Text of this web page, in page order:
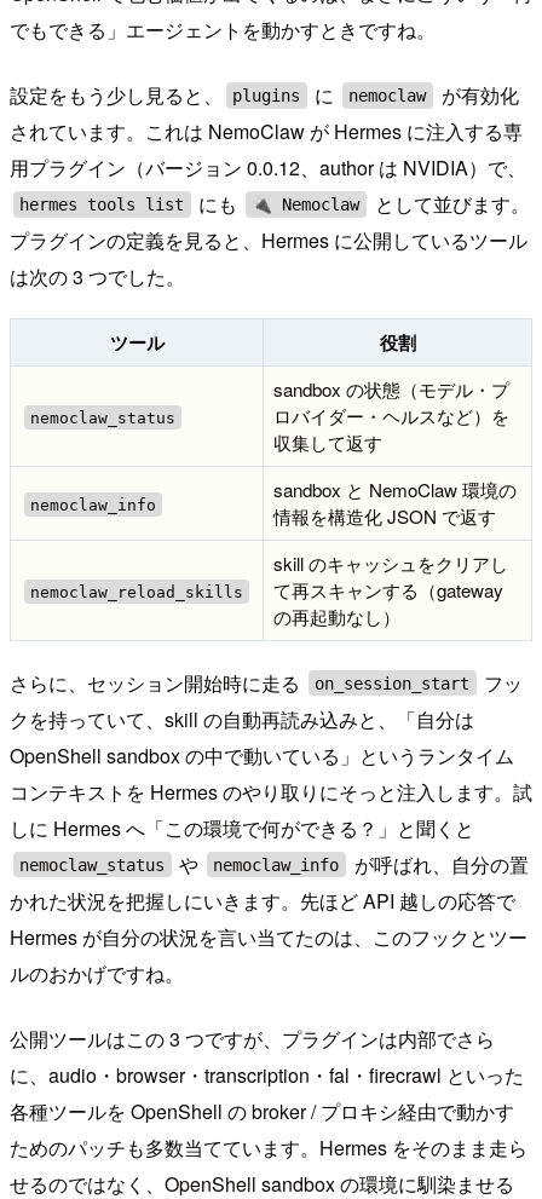
でもできる」エージェントを動かすときですね。
設定をもう少し見ると、 plugins に nemoclaw
が有効化
されています。これは NemoClaw が Hermes に注入する専
用プラグイン（バージョン 0.0.12、author は NVIDIA）で、
hermes tools list にも 🔌 Nemoclaw
として並びます。
プラグインの定義を見ると、Hermes に公開しているツール
は次の 3 つでした。
ツール 役割
nemoclaw_status
sandbox の状態（モデル・プ
ロバイダー・ヘルスなど）を
収集して返す
nemoclaw_info
sandbox と NemoClaw 環境の
情報を構造化 JSON で返す
nemoclaw_reload_skills
skill のキャッシュをクリアし
て再スキャンする（gateway
の再起動なし）
さらに、セッション開始時に走る on_session_start
フッ
クを持っていて、skill の自動再読み込みと、「自分は
OpenShell sandbox の中で動いている」というランタイム
コンテキストを Hermes のやり取りにそっと注入します。試
しに Hermes へ「この環境で何ができる？」と聞くと
nemoclaw_status や nemoclaw_info
が呼ばれ、自分の置
かれた状況を把握しにいきます。先ほど API 越しの応答で
Hermes が自分の状況を言い当てたのは、このフックとツー
ルのおかげですね。
公開ツールはこの 3 つですが、プラグインは内部でさら
に、audio・browser・transcription・fal・firecrawl といった
各種ツールを OpenShell の broker / プロキシ経由で動かす
ためのパッチも多数当てています。Hermes をそのまま走ら
せるのではなく、OpenShell sandbox の環境に馴染ませる